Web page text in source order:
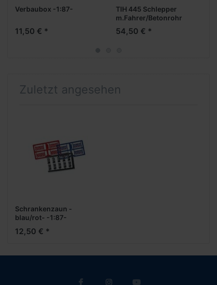
Verbaubox -1:87-
11,50 € *
TIH 445 Schlepper
m.Fahrer/Betonrohr
54,50 € *
Zuletzt angesehen
Schrankenzaun -
blau/rot- -1:87-
12,50 € *